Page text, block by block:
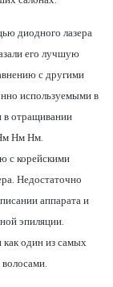
диодного лазера
его лучшую
с другими
используемыми в
в отращивании
Нм Нм.
с корейскими
Недостаточно
аппарата и
эпиляции.
как один из самых